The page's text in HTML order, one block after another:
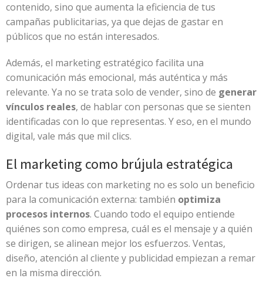
contenido, sino que aumenta la eficiencia de tus
campañas publicitarias, ya que dejas de gastar en
públicos que no están interesados.
Además, el marketing estratégico facilita una
comunicación más emocional, más auténtica y más
relevante. Ya no se trata solo de vender, sino de generar
vínculos reales, de hablar con personas que se sienten
identificadas con lo que representas. Y eso, en el mundo
digital, vale más que mil clics.
El marketing como brújula estratégica
Ordenar tus ideas con marketing no es solo un beneficio
para la comunicación externa: también optimiza
procesos internos. Cuando todo el equipo entiende
quiénes son como empresa, cuál es el mensaje y a quién
se dirigen, se alinean mejor los esfuerzos. Ventas,
diseño, atención al cliente y publicidad empiezan a remar
en la misma dirección.